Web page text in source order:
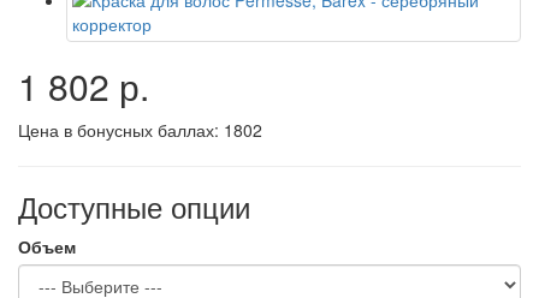
1 802 р.
Цена в бонусных баллах: 1802
Доступные опции
Объем